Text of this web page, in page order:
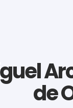
de